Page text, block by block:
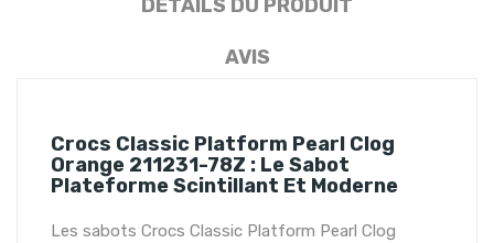
DÉTAILS DU PRODUIT
AVIS
Crocs Classic Platform Pearl Clog
Orange 211231-78Z : Le Sabot
Plateforme Scintillant Et Moderne
Les sabots Crocs Classic Platform Pearl Clog